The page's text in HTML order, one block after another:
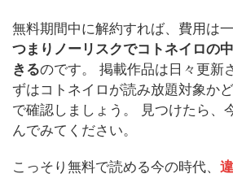
無料期間中に解約すれば、費用は
つまりノーリスクでコトネイロの
きるのです。 掲載作品は日々更新
ずはコトネイロが読み放題対象か
で確認しましょう。 見つけたら、
んでみてください。
こっそり無料で読める今の時代、